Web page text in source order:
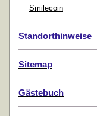
Smilecoin
Standorthinweise
Sitemap
Gästebuch